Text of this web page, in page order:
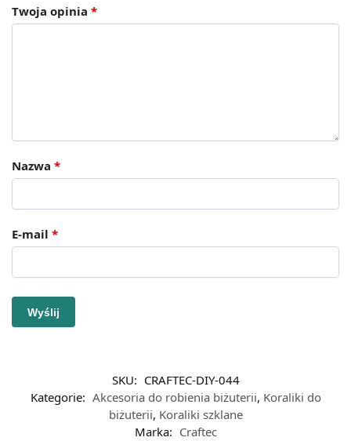
Twoja opinia *
Nazwa *
E-mail *
SKU: CRAFTEC-DIY-044
Kategorie: Akcesoria do robienia biżuterii, Koraliki do
biżuterii, Koraliki szklane
Marka: Craftec